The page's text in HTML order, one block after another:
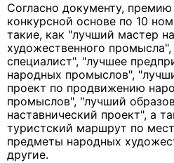
Согласно документу,
конкурсной основе по 10
такие, как "лучший мастер
художественного
специалист", "лучшее
народных промыслов",
проект по продвижению
промыслов", "лучший
наставнический проект", а
туристский маршрут по
предметы народных
другие.